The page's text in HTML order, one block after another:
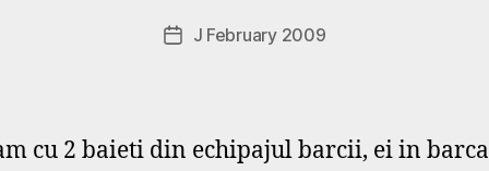
Post
author
d
e
PostJ February 2009
cu 2 baieti din echipajul barcii, ei in